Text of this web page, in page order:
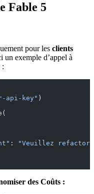
Fable 5
pour les clients
un exemple d’appel à
:
api-key" )
:
"Veuillez
des Coûts :